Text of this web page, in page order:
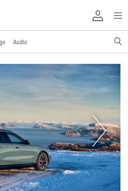
Audio